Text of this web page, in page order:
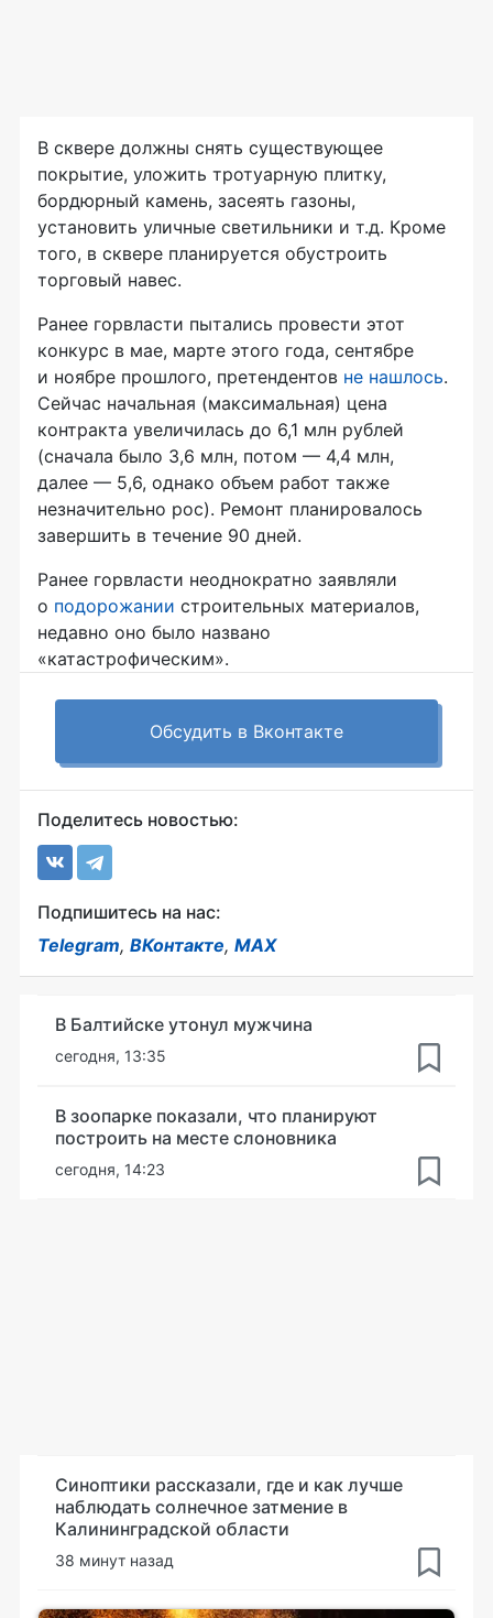
В сквере должны снять существующее
покрытие, уложить тротуарную плитку,
бордюрный камень, засеять газоны,
установить уличные светильники и т.д. Кроме
того, в сквере планируется обустроить
торговый навес.
Ранее горвласти пытались провести этот
конкурс в мае, марте этого года, сентябре
и ноябре прошлого, претендентов не нашлось.
Сейчас начальная (максимальная) цена
контракта увеличилась до 6,1 млн рублей
(сначала было 3,6 млн, потом — 4,4 млн,
далее — 5,6, однако объем работ также
незначительно рос). Ремонт планировалось
завершить в течение 90 дней.
Ранее горвласти неоднократно заявляли
о подорожании строительных материалов,
недавно оно было названо
«катастрофическим».
Обсудить в Вконтакте
Поделитесь новостью:
Подпишитесь на нас:
Telegram, ВКонтакте, MAX
В Балтийске утонул мужчина
сегодня, 13:35
В зоопарке показали, что планируют
построить на месте слоновника
сегодня, 14:23
Синоптики рассказали, где и как лучше
наблюдать солнечное затмение в
Калининградской области
38 минут назад